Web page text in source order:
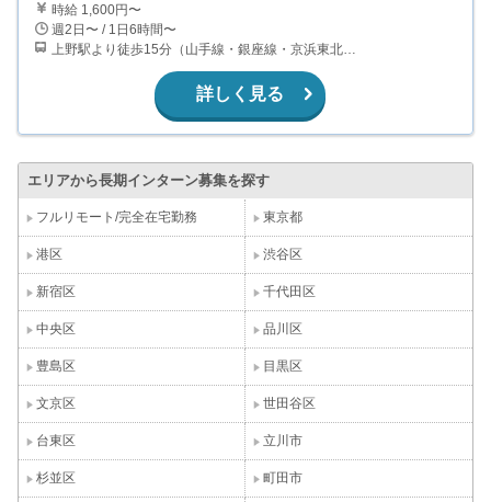
時給 1,600円〜
週2日〜 / 1日6時間〜
上野駅より徒歩15分（山手線・銀座線・京浜東北線ほか） 新御徒町駅より徒歩3分（大江戸線・つくばエクスプレス） 御徒町駅より徒歩15分(山手線・京浜東北線) 浅草橋駅より徒歩15分（総武線・浅草線）
詳しく見る
エリアから長期インターン募集を探す
フルリモート/完全在宅勤務 東京都
港区 渋谷区
新宿区 千代田区
中央区 品川区
豊島区 目黒区
文京区 世田谷区
台東区 立川市
杉並区 町田市